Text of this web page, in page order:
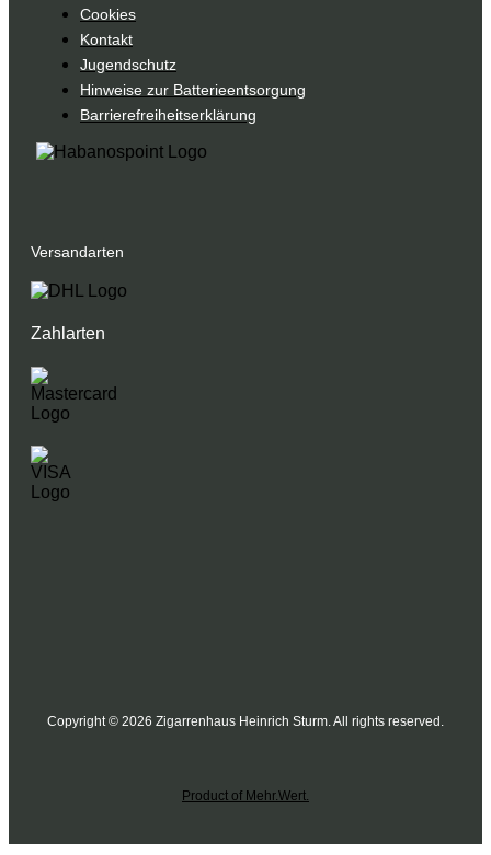
Cookies
Kontakt
Jugendschutz
Hinweise zur Batterieentsorgung
Barrierefreiheitserklärung
Versandarten
Zahlarten
Copyright © 2026 Zigarrenhaus Heinrich Sturm. All rights reserved.
Product of Mehr.Wert.